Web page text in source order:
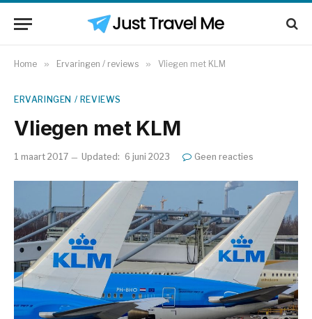
Home » Ervaringen / reviews » Vliegen met KLM
ERVARINGEN / REVIEWS
Vliegen met KLM
1 maart 2017 Updated: 6 juni 2023 Geen reacties